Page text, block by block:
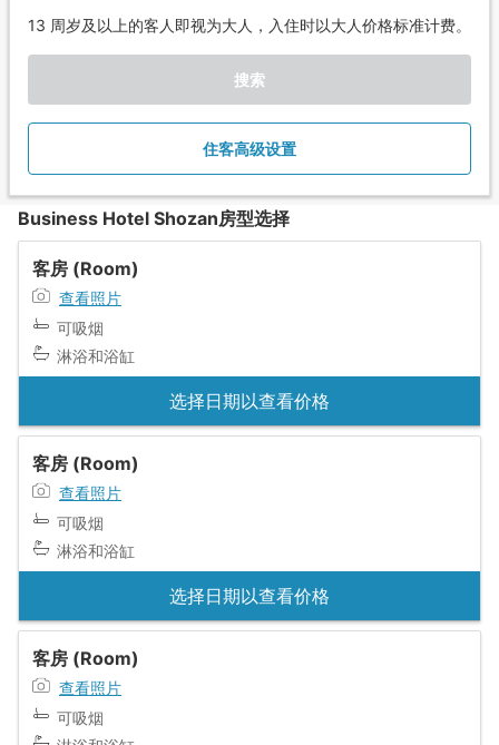
13 周岁及以上的客人即视为大人，入住时以大人价格标准计费。
搜索
住客高级设置
Business Hotel Shozan房型选择
客房 (Room)
查看照片
可吸烟
淋浴和浴缸
选择日期以查看价格
客房 (Room)
查看照片
可吸烟
淋浴和浴缸
选择日期以查看价格
客房 (Room)
查看照片
可吸烟